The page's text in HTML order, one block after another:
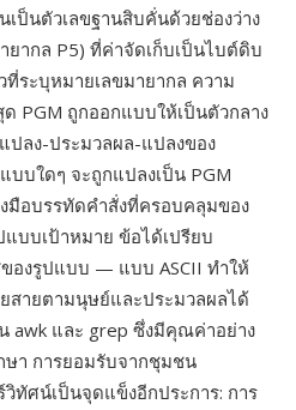
เป็นตัวเลขฐานสิบคั่นด้วยช่องว่าง
ากล P5) ที่ค่าจัดเก็บเป็นไบต์ดิบ
ระบุหมายเลขมายากล ความ
ด PGM ถูกออกแบบให้เป็นตัวกลาง
ปลง-ประมวลผล-แปลงของ
บใดๆ จะถูกแปลงเป็น PGM
มือบรรทัดคำสั่งที่ครอบคลุมของ
บบเป้าหมาย ข้อได้เปรียบ
องรูปแบบ — แบบ ASCII ทำให้
สายตามนุษย์และประมวลผลได้
awk และ grep ซึ่งมีคุณค่าอย่าง
ษา การยอมรับจากชุมชน
ทัศน์เป็นจุดแข็งอีกประการ: การ